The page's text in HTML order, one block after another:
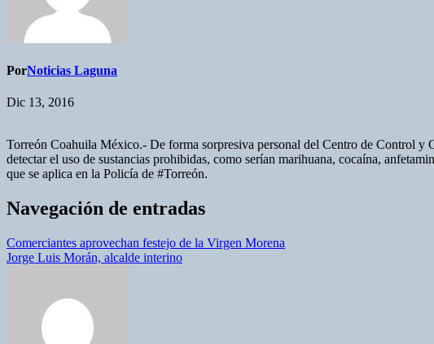
PorNoticias Laguna
Dic 13, 2016
Torreón Coahuila México.- De forma sorpresiva personal del Centro de Control
detectar el uso de sustancias prohibidas, como serían marihuana, cocaína,
que se aplica en la Policía de #Torreón.
Navegación de entradas
Comerciantes aprovechan festejo de la Virgen Morena
Jorge Luis Morán, alcalde interino